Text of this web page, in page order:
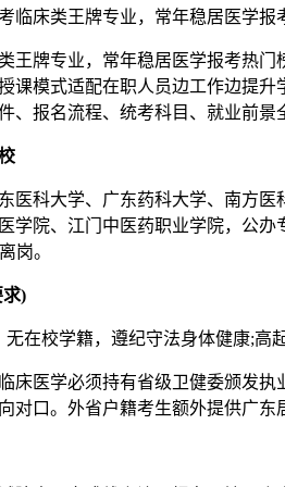
临床类王牌专业，常年稳居医学
王牌专业，常年稳居医学报考热
课模式适配在职人员边工作边提
、报名流程、统考科目、就业前景
医科大学、广东药科大学、南方
学院、江门中医药职业学院，公
岗。
)
无在校学籍，遵纪守法身体健康;
床医学必须持有省级卫健委颁发
对口。外省户籍考生额外提供广东